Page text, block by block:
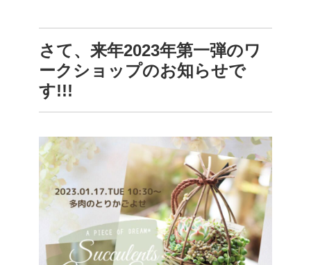
さて、来年2023年第一弾のワ
ークショップのお知らせで
す!!!